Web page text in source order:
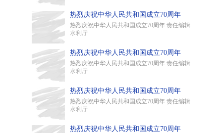
热烈庆祝中华人民共和国成立70周年
热烈庆祝中华人民共和国成立70周年 责任编辑
水利厅
热烈庆祝中华人民共和国成立70周年
热烈庆祝中华人民共和国成立70周年 责任编辑
水利厅
热烈庆祝中华人民共和国成立70周年
热烈庆祝中华人民共和国成立70周年 责任编辑
水利厅
热烈庆祝中华人民共和国成立70周年